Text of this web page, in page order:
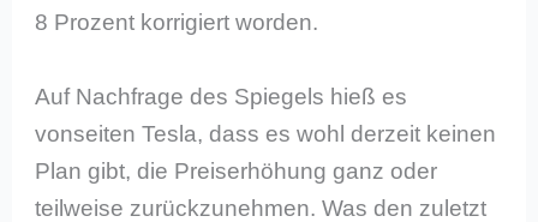
8 Prozent korrigiert worden.
Auf Nachfrage des Spiegels hieß es
vonseiten Tesla, dass es wohl derzeit keinen
Plan gibt, die Preiserhöhung ganz oder
teilweise zurückzunehmen. Was den zuletzt